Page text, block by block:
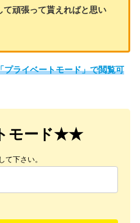
て頑張って貰えればと思い
ライベートモード」で閲覧可
モード★★
て下さい。